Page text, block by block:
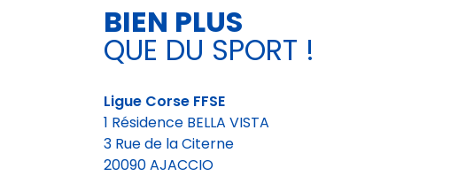
BIEN PLUS
QUE DU SPORT !
Ligue Corse FFSE
1 Résidence BELLA VISTA
3 Rue de la Citerne
20090 AJACCIO